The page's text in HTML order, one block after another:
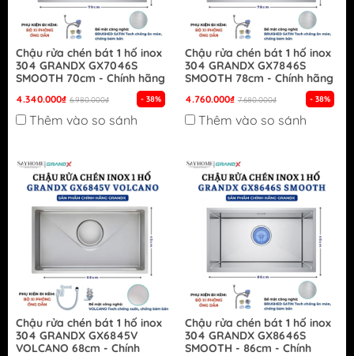
Chậu rửa chén bát 1 hố inox
304 GRANDX GX7046S
SMOOTH 70cm - Chính hãng
4.340.000₫ 6.980.000₫ - 38%
Thêm vào so sánh
Chậu rửa chén bát 1 hố inox
304 GRANDX GX7846S
SMOOTH 78cm - Chính hãng
4.760.000₫ 7.680.000₫ - 38%
Thêm vào so sánh
Chậu rửa chén bát 1 hố inox
304 GRANDX GX6845V
VOLCANO 68cm - Chính
Chậu rửa chén bát 1 hố inox
304 GRANDX GX8646S
SMOOTH - 86cm - Chính